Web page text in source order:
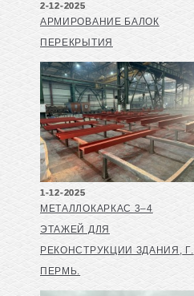
2-12-2025
АРМИРОВАНИЕ БАЛОК
ПЕРЕКРЫТИЯ
1-12-2025
МЕТАЛЛОКАРКАС 3–4
ЭТАЖЕЙ ДЛЯ
РЕКОНСТРУКЦИИ ЗДАНИЯ, Г.
ПЕРМЬ.